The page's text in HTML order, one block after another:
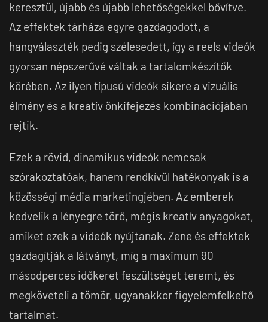
keresztül, újabb és újabb lehetőségekkel bővítve.
Az effektek tárháza egyre gazdagodott, a
hangválaszték pedig szélesedett, így a reels videók
gyorsan népszerűvé váltak a tartalomkészítők
körében. Az ilyen típusú videók sikere a vizuális
élmény és a kreatív önkifejezés kombinációjában
rejtik.
Ezek a rövid, dinamikus videók nemcsak
szórakoztatóak, hanem rendkívül hatékonyak is a
közösségi média marketingjében. Az emberek
kedvelik a lényegre törő, mégis kreatív anyagokat,
amiket ezek a videók nyújtanak. Zene és effektek
gazdagítják a látványt, míg a maximum 90
másodperces időkeret feszültséget teremt, és
megköveteli a tömör, ugyanakkor figyelemfelkeltő
tartalmat.